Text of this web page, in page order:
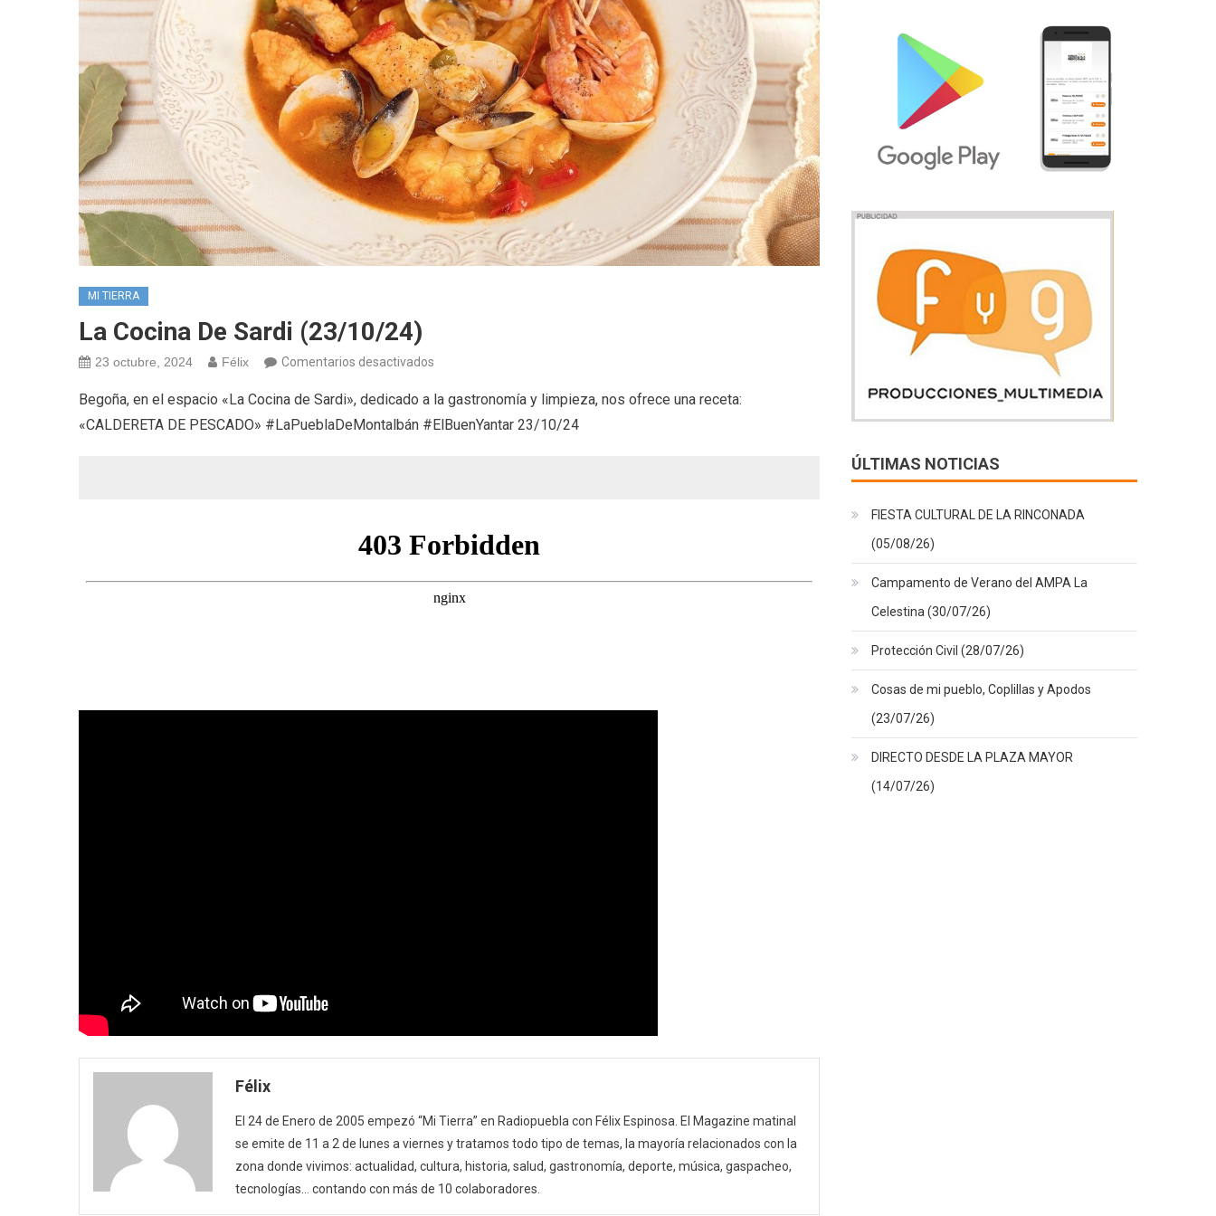
MI TIERRA
La Cocina De Sardi (23/10/24)
23 octubre, 2024 Félix Comentarios desactivados
Cocina
de
Begoña, en el espacio «La Cocina de Sardi», dedicado a la gastronomía y limpieza, nos ofrece una receta:
«CALDERETA DE PESCADO» #LaPueblaDeMontalbán #ElBuenYantar 23/10/24
Félix
El 24 de Enero de 2005 empezó “Mi Tierra” en Radiopuebla con Félix Espinosa. El Magazine matinal
se emite de 11 a 2 de lunes a viernes y tratamos todo tipo de temas, la mayoría relacionados con la
zona donde vivimos: actualidad, cultura, historia, salud, gastronomía, deporte, música, gaspacheo,
tecnologías… contando con más de 10 colaboradores.
ÚLTIMAS NOTICIAS
FIESTA CULTURAL DE LA RINCONADA
(05/08/26)
Campamento de Verano del AMPA La
Celestina (30/07/26)
Protección Civil (28/07/26)
Cosas de mi pueblo, Coplillas y Apodos
(23/07/26)
DIRECTO DESDE LA PLAZA MAYOR
(14/07/26)